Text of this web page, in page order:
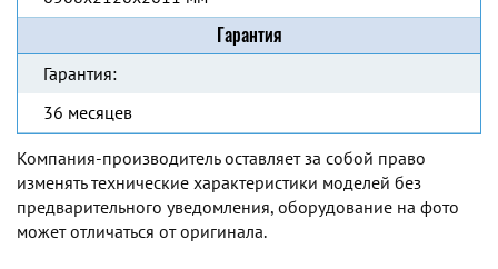
Гарантия
Гарантия:
36 месяцев
Компания-производитель оставляет за собой право
изменять технические характеристики моделей без
предварительного уведомления, оборудование на фото
может отличаться от оригинала.